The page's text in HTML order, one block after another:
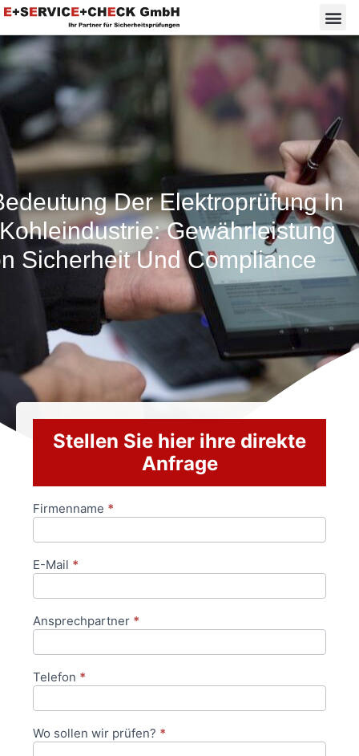
Der Elektroprüfung In
Gewährleistung
Sicherheit Und Compliance
Stellen Sie hier ihre direkte
Anfrage
Anfrageformular
Firmenname *
E-Mail *
Ansprechpartner *
Telefon *
Wo sollen wir prüfen? *